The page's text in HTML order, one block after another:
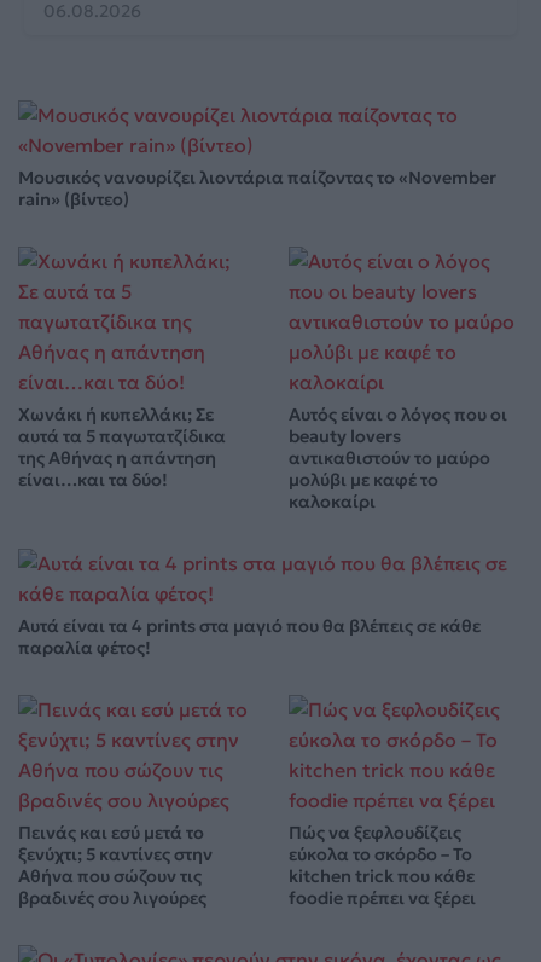
06.08.2026
Μουσικός νανουρίζει λιοντάρια παίζοντας το «November
rain» (βίντεο)
Χωνάκι ή κυπελλάκι; Σε
αυτά τα 5 παγωτατζίδικα
της Αθήνας η απάντηση
είναι…και τα δύο!
Αυτός είναι ο λόγος που οι
beauty lovers
αντικαθιστούν το μαύρο
μολύβι με καφέ το
καλοκαίρι
Αυτά είναι τα 4 prints στα μαγιό που θα βλέπεις σε κάθε
παραλία φέτος!
Πεινάς και εσύ μετά το
ξενύχτι; 5 καντίνες στην
Αθήνα που σώζουν τις
βραδινές σου λιγούρες
Πώς να ξεφλουδίζεις
εύκολα το σκόρδο – Το
kitchen trick που κάθε
foodie πρέπει να ξέρει